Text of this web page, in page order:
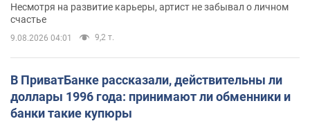
Несмотря на развитие карьеры, артист не забывал о личном
счастье
9.08.2026 04:01 9,2 т.
В ПриватБанке рассказали, действительны ли
доллары 1996 года: принимают ли обменники и
банки такие купюры